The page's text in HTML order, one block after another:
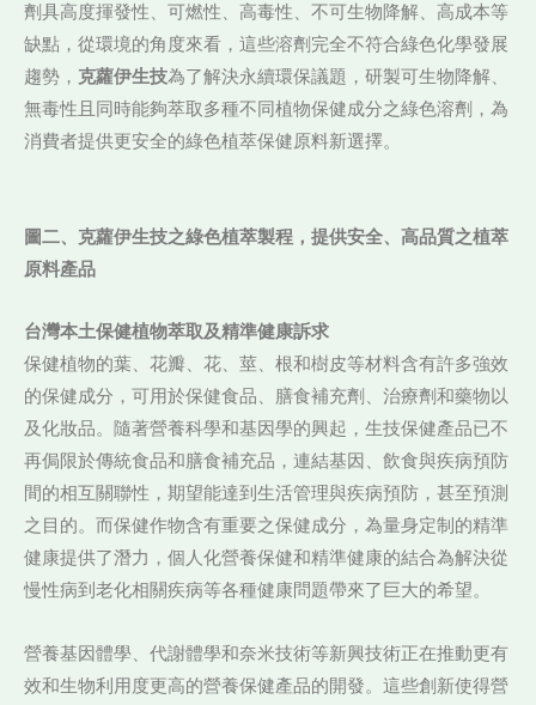
劑具高度揮發性、可燃性、高毒性、不可生物降解、高成本等
缺點，從環境的角度來看，這些溶劑完全不符合綠色化學發展
趨勢， 克蘿伊生技為了解決永續環保議題，研製可生物降解、
無毒性且同時能夠萃取多種不同植物保健成分之綠色溶劑，為
消費者提供更安全的綠色植萃保健原料新選擇。
圖二、克蘿伊生技之綠色植萃製程，提供安全、高品質之植萃
原料產品
台灣本土保健植物萃取及精準健康訴求
保健植物的葉、花瓣、花、莖、根和樹皮等材料含有許多強效
的保健成分，可用於保健食品、膳食補充劑、治療劑和藥物以
及化妝品。隨著營養科學和基因學的興起，生技保健產品已不
再侷限於傳統食品和膳食補充品，連結基因、飲食與疾病預防
間的相互關聯性，期望能達到生活管理與疾病預防，甚至預測
之目的。而保健作物含有重要之保健成分，為量身定制的精準
健康提供了潛力，個人化營養保健和精準健康的結合為解決從
慢性病到老化相關疾病等各種健康問題帶來了巨大的希望。
營養基因體學、代謝體學和奈米技術等新興技術正在推動更有
效和生物利用度更高的營養保健產品的開發。這些創新使得營